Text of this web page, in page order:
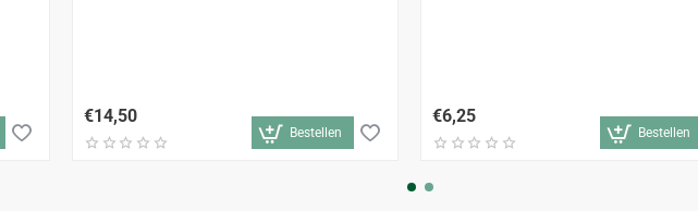
€14,50
Bestellen
€6,25
Bestellen